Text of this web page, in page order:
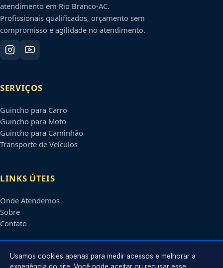
atendimento em Rio Branco-AC.
Profissionais qualificados, orçamento sem
compromisso e agilidade no atendimento.
SERVIÇOS
Guincho para Carro
Guincho para Moto
Guincho para Caminhão
Transporte de Veículos
LINKS ÚTEIS
Onde Atendemos
Sobre
Contato
CONTATO
Usamos cookies apenas para medir acessos e melhorar a